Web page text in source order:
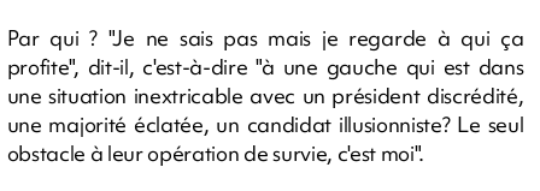
Par qui ? "Je ne sais pas mais je regarde à qui ça
profite", dit-il, c'est-à-dire "à une gauche qui est dans
une situation inextricable avec un président discrédité,
une majorité éclatée, un candidat illusionniste? Le seul
obstacle à leur opération de survie, c'est moi".